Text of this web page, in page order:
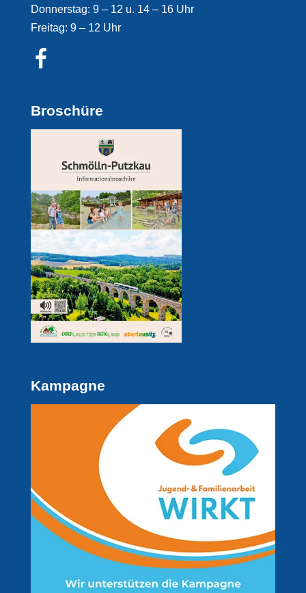
Donnerstag: 9 – 12 u. 14 – 16 Uhr
Freitag: 9 – 12 Uhr
Broschüre
Kampagne